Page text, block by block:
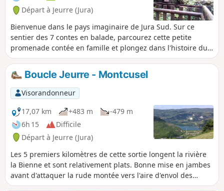
Départ à Jeurre (Jura)
Bienvenue dans le pays imaginaire de Jura Sud. Sur ce
sentier des 7 contes en balade, parcourez cette petite
promenade contée en famille et plongez dans l'histoire du
parfum d'Estrella. Le départ est matérialisé par une porte
d’entrée (sous la forme d’un livre géant), sur laquelle est
inscrit le type d’objet que vous allez devoir rechercher et
suivre durant toute la balade. Franchissez cette porte pour
ainsi pénétrer dans un univers empreint de mystères.
Boucle Jeurre - Montcusel
Visorandonneur
17,07 km
+483 m
-479 m
6h 15
Difficile
Départ à Jeurre (Jura)
Les 5 premiers kilomètres de cette sortie longent la rivière
la Bienne et sont relativement plats. Bonne mise en jambes
avant d'attaquer la rude montée vers l'aire d'envol des
deltaplanes qui offre des points de vue sympathiques sur le